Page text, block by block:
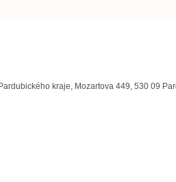
kraje, Mozartova 449, 530 09